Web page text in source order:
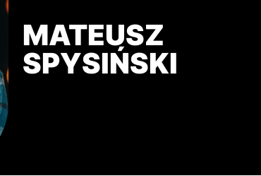
MATEUSZ
SPYSIŃSKI